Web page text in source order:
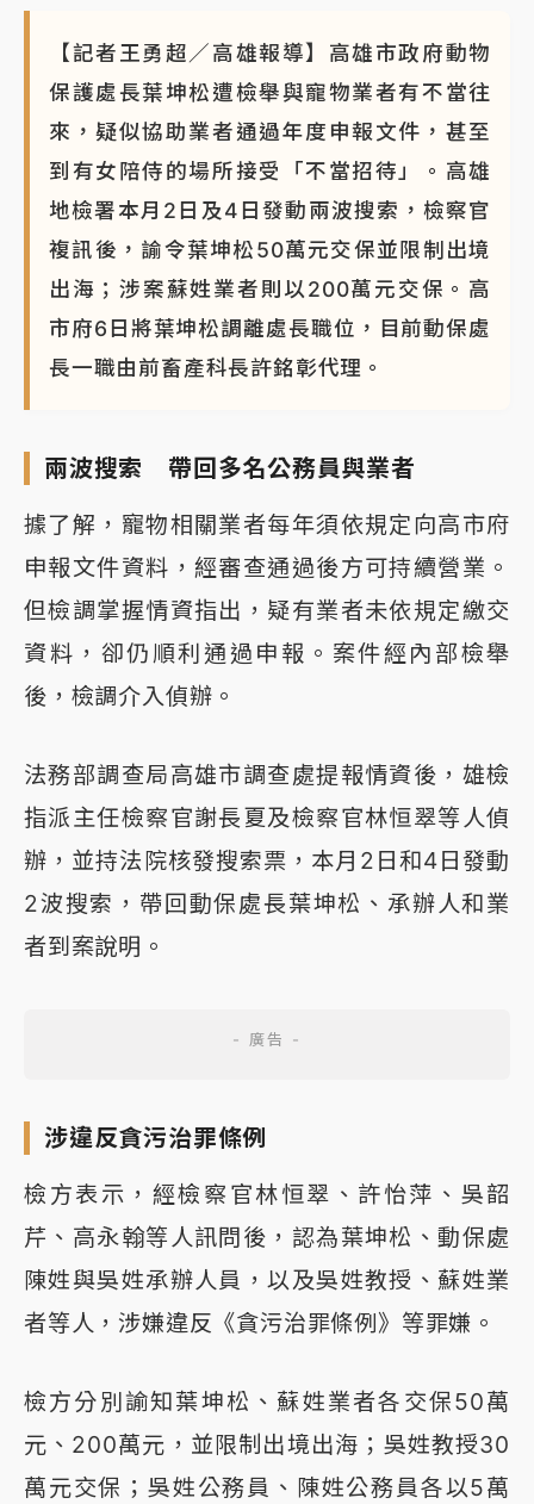
【記者王勇超／高雄報導】高雄市政府動物
保護處長葉坤松遭檢舉與寵物業者有不當往
來，疑似協助業者通過年度申報文件，甚至
到有女陪侍的場所接受「不當招待」。高雄
地檢署本月2日及4日發動兩波搜索，檢察官
複訊後，諭令葉坤松50萬元交保並限制出境
出海；涉案蘇姓業者則以200萬元交保。高
市府6日將葉坤松調離處長職位，目前動保處
長一職由前畜產科長許銘彰代理。
兩波搜索 帶回多名公務員與業者
據了解，寵物相關業者每年須依規定向高市府
申報文件資料，經審查通過後方可持續營業。
但檢調掌握情資指出，疑有業者未依規定繳交
資料，卻仍順利通過申報。案件經內部檢舉
後，檢調介入偵辦。
法務部調查局高雄市調查處提報情資後，雄檢
指派主任檢察官謝長夏及檢察官林恒翠等人偵
辦，並持法院核發搜索票，本月2日和4日發動
2波搜索，帶回動保處長葉坤松、承辦人和業
者到案說明。
涉違反貪污治罪條例
檢方表示，經檢察官林恒翠、許怡萍、吳韶
芹、高永翰等人訊問後，認為葉坤松、動保處
陳姓與吳姓承辦人員，以及吳姓教授、蘇姓業
者等人，涉嫌違反《貪污治罪條例》等罪嫌。
檢方分別諭知葉坤松、蘇姓業者各交保50萬
元、200萬元，並限制出境出海；吳姓教授30
萬元交保；吳姓公務員、陳姓公務員各以5萬